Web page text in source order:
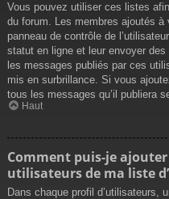
Vous pouvez utiliser ces listes
du forum. Les membres ajoutés
panneau de contrôle de
statut en ligne et leur envoyer
les messages publiés par ces
mis en surbrillance. Si vous
tous les messages qu’il publiera
Haut
Comment puis-je
utilisateurs de ma liste
Dans chaque profil d’utilisateurs,